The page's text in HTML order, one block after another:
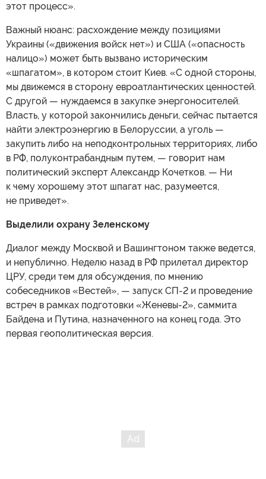
этот процесс».
Важный нюанс: расхождение между позициями
Украины («движения войск нет») и США («опасность
налицо») может быть вызвано историческим
«шпагатом», в котором стоит Киев. «С одной стороны,
мы движемся в сторону евроатлантических ценностей.
С другой — нуждаемся в закупке энергоносителей.
Власть, у которой закончились деньги, сейчас пытается
найти электроэнергию в Белоруссии, а уголь —
закупить либо на неподконтрольных территориях, либо
в РФ, полуконтрабандным путем, — говорит нам
политический эксперт Александр Кочетков. — Ни
к чему хорошему этот шпагат нас, разумеется,
не приведет».
Выделили охрану Зеленскому
Диалог между Москвой и Вашингтоном также ведется,
и непублично. Неделю назад в РФ прилетал директор
ЦРУ, среди тем для обсуждения, по мнению
собеседников «Вестей», — запуск СП-2 и проведение
встреч в рамках подготовки «Женевы-2», саммита
Байдена и Путина, назначенного на конец года. Это
первая геополитическая версия.